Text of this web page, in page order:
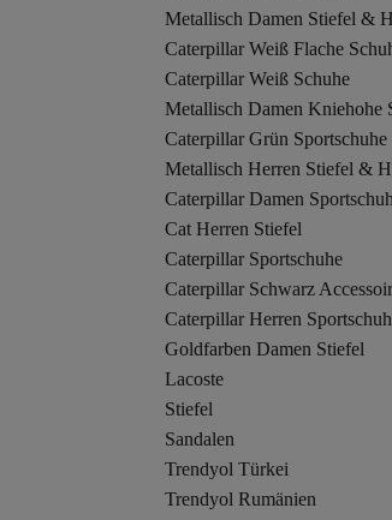
Metallisch Damen Stiefel &
Caterpillar Weiß Flache
Caterpillar Weiß Schuhe
Metallisch Damen Kniehohe
Caterpillar Grün Sportschuhe
Metallisch Herren Stiefel &
Caterpillar Damen
Cat Herren Stiefel
Caterpillar Sportschuhe
Caterpillar Schwarz
Caterpillar Herren
Goldfarben Damen Stiefel
Lacoste
Stiefel
Sandalen
Trendyol Türkei
Trendyol Rumänien